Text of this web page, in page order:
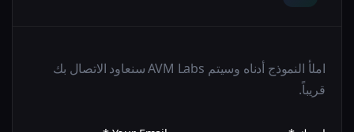
املأ النموذج أدناه وسيتم AVM Labs سنعاود الاتصال بك
قريباً.